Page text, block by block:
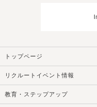
トップページ
リクルートイベント情報
教育・ステップアップ